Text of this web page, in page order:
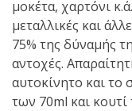
μοκέτα, χαρτόνι
μεταλλικές και
75% της δύναμής
αντοχές.
αυτοκίνητο και το
των 70ml και